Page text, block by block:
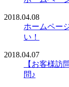
2018.04.08
ホームペー
い！
2018.04.07
【お客様訪
問♪